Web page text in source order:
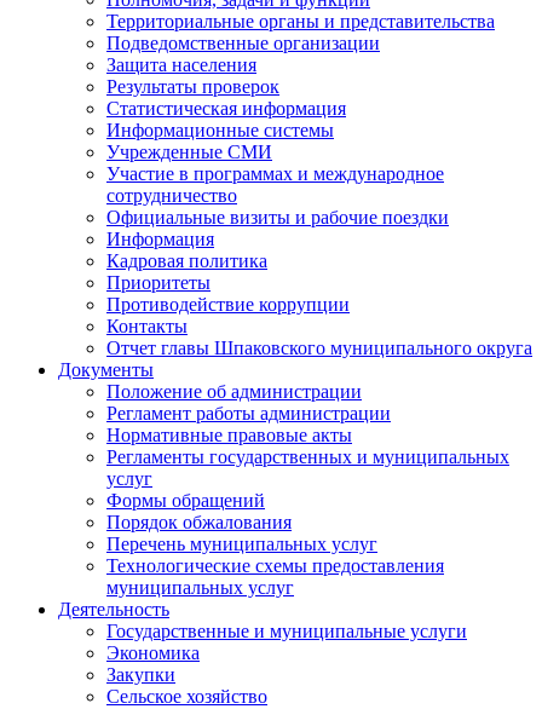
Территориальные органы и представительства
Подведомственные организации
Защита населения
Результаты проверок
Статистическая информация
Информационные системы
Учрежденные СМИ
Участие в программах и международное
сотрудничество
Официальные визиты и рабочие поездки
Информация
Кадровая политика
Приоритеты
Противодействие коррупции
Контакты
Отчет главы Шпаковского муниципального округа
Документы
Положение об администрации
Регламент работы администрации
Нормативные правовые акты
Регламенты государственных и муниципальных
услуг
Формы обращений
Порядок обжалования
Перечень муниципальных услуг
Технологические схемы предоставления
муниципальных услуг
Деятельность
Государственные и муниципальные услуги
Экономика
Закупки
Сельское хозяйство